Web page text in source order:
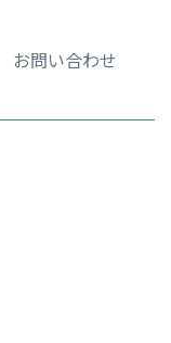
お問い合わせ